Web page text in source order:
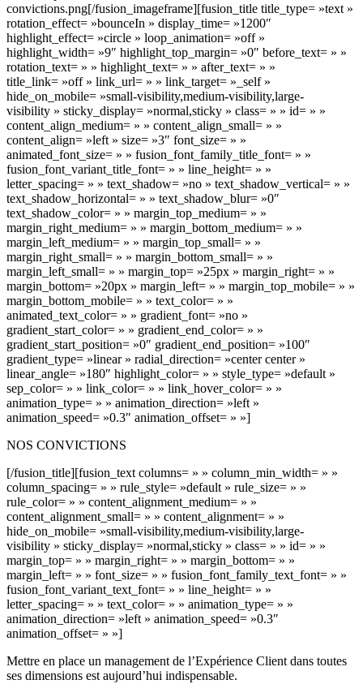
convictions.png[/fusion_imageframe][fusion_title title_type= »text »
rotation_effect= »bounceIn » display_time= »1200″
highlight_effect= »circle » loop_animation= »off »
highlight_width= »9″ highlight_top_margin= »0″ before_text= » »
rotation_text= » » highlight_text= » » after_text= » »
title_link= »off » link_url= » » link_target= »_self »
hide_on_mobile= »small-visibility,medium-visibility,large-
visibility » sticky_display= »normal,sticky » class= » » id= » »
content_align_medium= » » content_align_small= » »
content_align= »left » size= »3″ font_size= » »
animated_font_size= » » fusion_font_family_title_font= » »
fusion_font_variant_title_font= » » line_height= » »
letter_spacing= » » text_shadow= »no » text_shadow_vertical= » »
text_shadow_horizontal= » » text_shadow_blur= »0″
text_shadow_color= » » margin_top_medium= » »
margin_right_medium= » » margin_bottom_medium= » »
margin_left_medium= » » margin_top_small= » »
margin_right_small= » » margin_bottom_small= » »
margin_left_small= » » margin_top= »25px » margin_right= » »
margin_bottom= »20px » margin_left= » » margin_top_mobile= » »
margin_bottom_mobile= » » text_color= » »
animated_text_color= » » gradient_font= »no »
gradient_start_color= » » gradient_end_color= » »
gradient_start_position= »0″ gradient_end_position= »100″
gradient_type= »linear » radial_direction= »center center »
linear_angle= »180″ highlight_color= » » style_type= »default »
sep_color= » » link_color= » » link_hover_color= » »
animation_type= » » animation_direction= »left »
animation_speed= »0.3″ animation_offset= » »]
NOS CONVICTIONS
[/fusion_title][fusion_text columns= » » column_min_width= » »
column_spacing= » » rule_style= »default » rule_size= » »
rule_color= » » content_alignment_medium= » »
content_alignment_small= » » content_alignment= » »
hide_on_mobile= »small-visibility,medium-visibility,large-
visibility » sticky_display= »normal,sticky » class= » » id= » »
margin_top= » » margin_right= » » margin_bottom= » »
margin_left= » » font_size= » » fusion_font_family_text_font= » »
fusion_font_variant_text_font= » » line_height= » »
letter_spacing= » » text_color= » » animation_type= » »
animation_direction= »left » animation_speed= »0.3″
animation_offset= » »]
Mettre en place un management de l’Expérience Client dans toutes
ses dimensions est aujourd’hui indispensable.